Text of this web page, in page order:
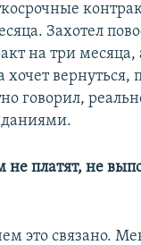
Захотел
на три месяца,
хочет вернуться,
говорил,
платят, не
это связано.